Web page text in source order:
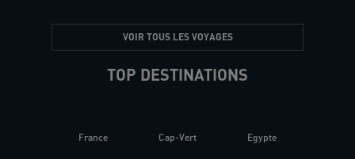
VOIR TOUS LES VOYAGES
TOP DESTINATIONS
France Cap-Vert Egypte